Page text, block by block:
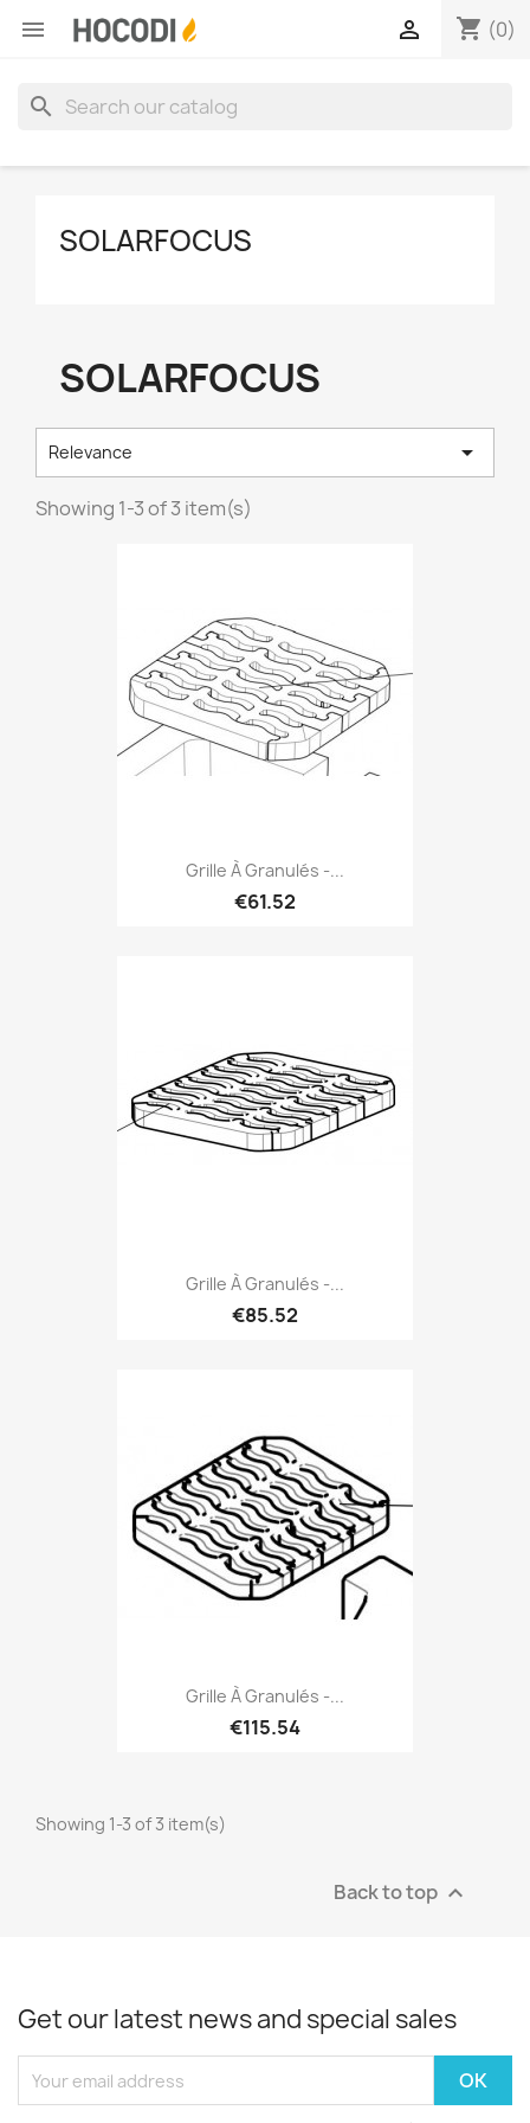
 shopping_cart (0)

search
SOLARFOCUS
SOLARFOCUS
Relevance 
Showing 1-3 of 3 item(s)
Grille À Granulés -...
€61.52
Grille À Granulés -...
€85.52
Grille À Granulés -...
€115.54
Showing 1-3 of 3 item(s)
Back to top 
Get our latest news and special sales